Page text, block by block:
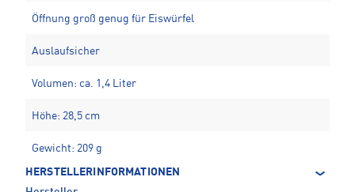
Öffnung groß genug für Eiswürfel
Auslaufsicher
Volumen: ca. 1,4 Liter
Höhe: 28,5 cm
Gewicht: 209 g
HERSTELLERINFORMATIONEN